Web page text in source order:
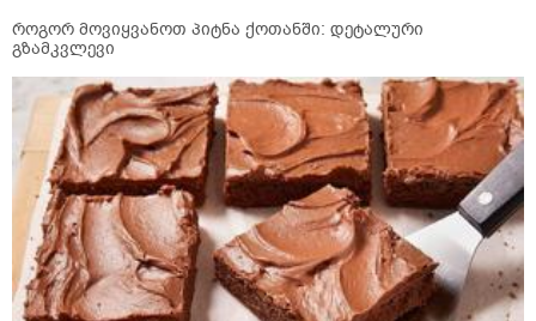
როგორ მოვიყვანოთ პიტნა ქოთანში: დეტალური
გზამკვლევი